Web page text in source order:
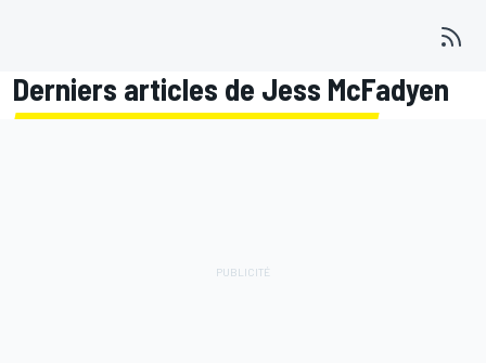
Derniers articles de Jess McFadyen